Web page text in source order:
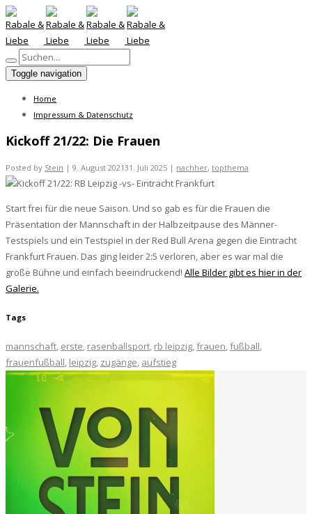
Toggle navigation
Home
Impressum & Datenschutz
Kickoff 21/22: Die Frauen
Posted by Stein | 9. August 202131. Juli 2025 | nachher, topthema
Start frei für die neue Saison. Und so gab es für die Frauen die
Präsentation der Mannschaft in der Halbzeitpause des Männer-
Testspiels und ein Testspiel in der Red Bull Arena gegen die Eintracht
Frankfurt Frauen. Das ging leider 2:5 verloren, aber es war mal die
große Bühne und einfach beeindruckend! Alle Bilder gibt es hier in der
Galerie.
Tags
mannschaft erste rasenballsport rb leipzig frauen fußball
frauenfußball leipzig zugänge aufstieg